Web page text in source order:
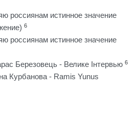
россиянам истинное значение
6
россиянам истинное значение
Березовець - Велике Інтервью 6
Курбанова - Ramis Yunus